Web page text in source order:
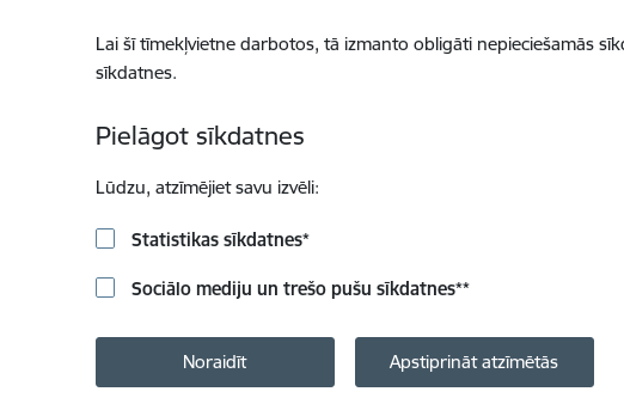
Lai šī tīmekļvietne darbotos, tā izmanto obligāti nepieciešamās
sīkdatnes.
Pielāgot sīkdatnes
Lūdzu, atzīmējiet savu izvēli:
Statistikas sīkdatnes*
Sociālo mediju un trešo pušu sīkdatnes**
Noraidīt Apstiprināt atzīmētās